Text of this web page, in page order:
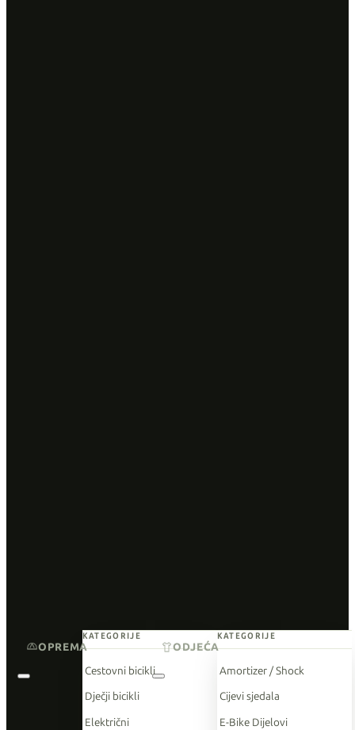
KATEGORIJE
Cestovni bicikli
Dječji bicikli
Električni
KATEGORIJE
Amortizer / Shock
Cijevi sjedala
E-Bike Dijelovi
OPREMA ODJEĆA